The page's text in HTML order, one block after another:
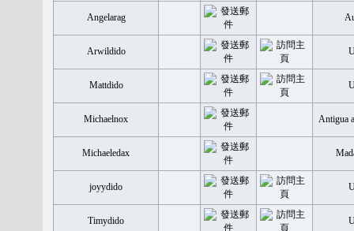
Angelarag
Arwildido
Mattdido
Michaelnox Antigua
Michaeledax
joyydido
Timydido